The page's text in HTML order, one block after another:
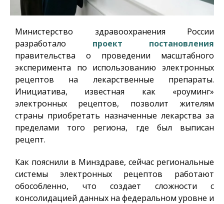
Министерство здравоохранения России
разработало проект постановления
правительства о проведении масштабного
эксперимента по использованию электронных
рецептов на лекарственные препараты.
Инициатива, известная как «роуминг»
электронных рецептов, позволит жителям
страны приобретать назначенные лекарства за
пределами того региона, где был выписан
рецепт.
Как пояснили в Минздраве, сейчас региональные
системы электронных рецептов работают
обособленно, что создает сложности с
консолидацией данных на федеральном уровне и